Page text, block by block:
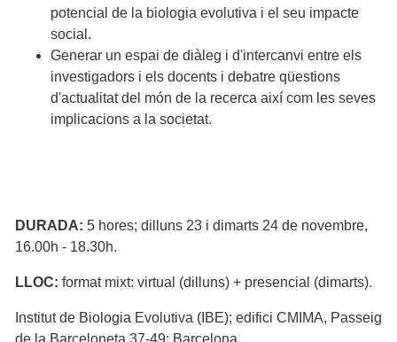
potencial de la biologia evolutiva i el seu impacte
social.
Generar un espai de diàleg i d'intercanvi entre els
investigadors i els docents i debatre qüestions
d'actualitat del món de la recerca així com les seves
implicacions a la societat.
DURADA: 5 hores; dilluns 23 i dimarts 24 de novembre,
16.00h - 18.30h.
LLOC: format mixt: virtual (dilluns) + presencial (dimarts).
Institut de Biologia Evolutiva (IBE); edifici CMIMA, Passeig
de la Barceloneta 37-49; Barcelona